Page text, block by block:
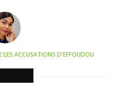
LES ACCUSATIONS D'EFFOUDOU